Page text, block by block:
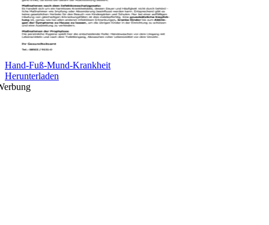
Hand-Fuß-Mund-Krankheit
Herunterladen